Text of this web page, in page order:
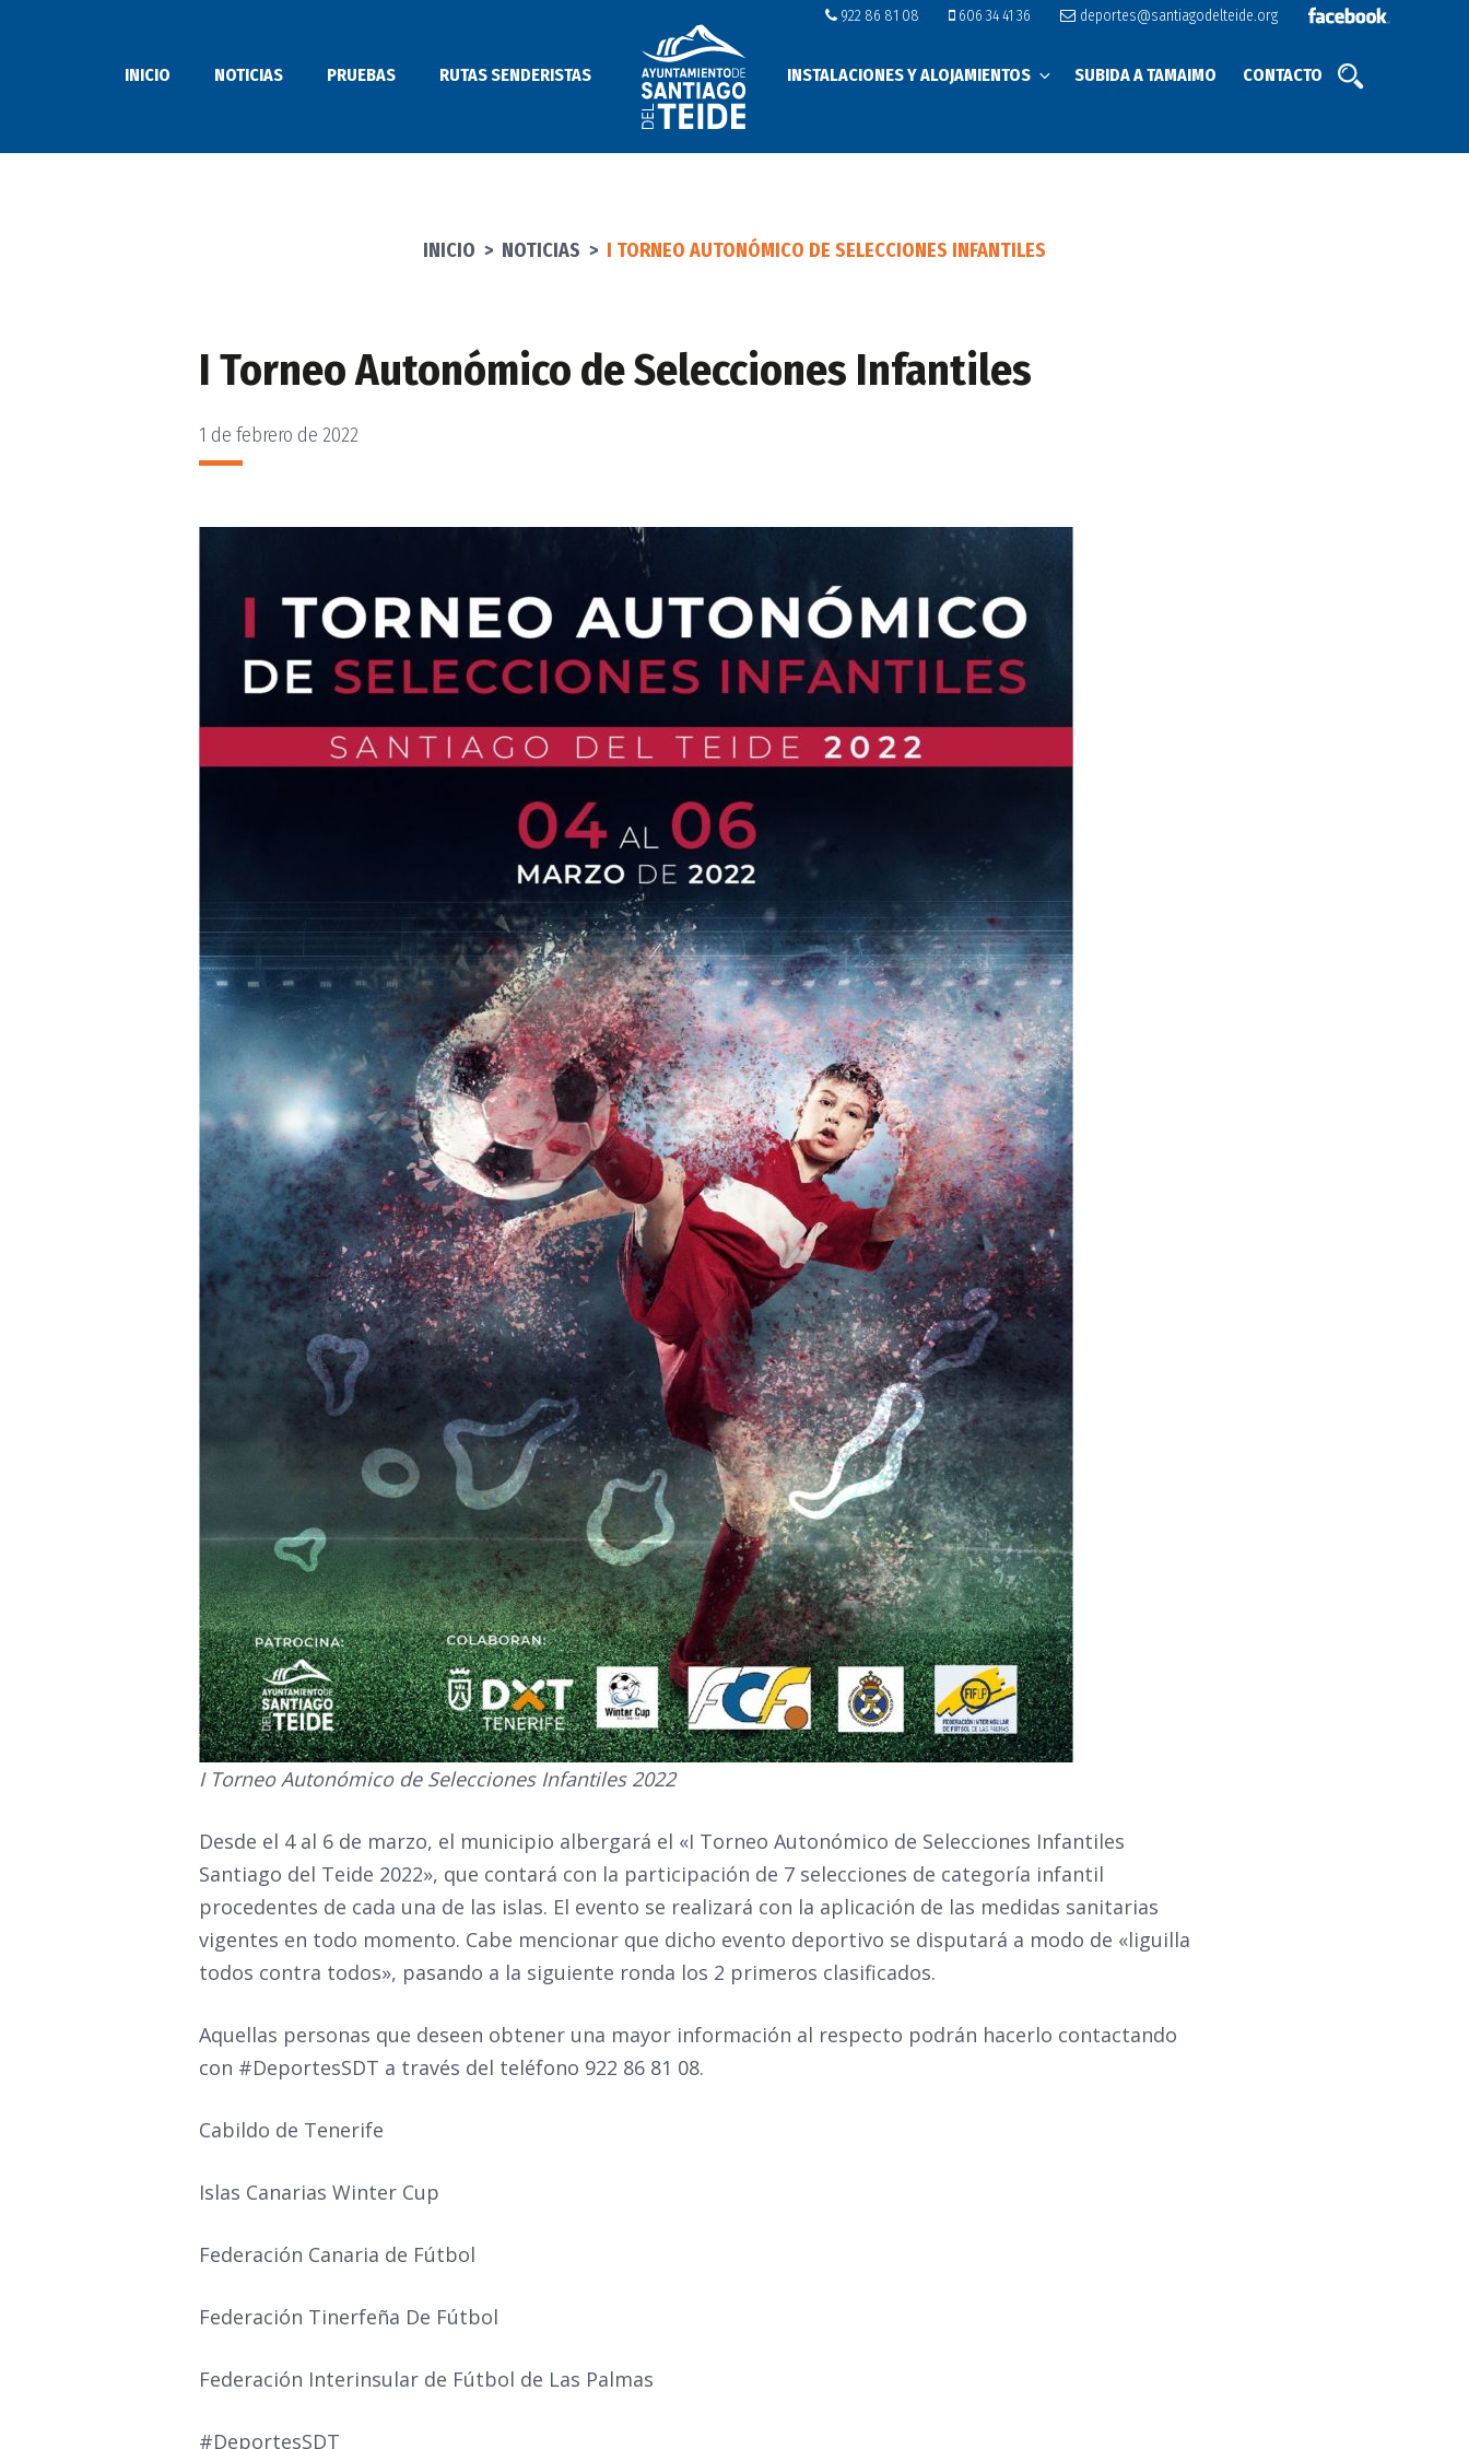
922 86 81 08 606 34 41 36 deportes@santiagodelteide.org
INICIO NOTICIAS PRUEBAS RUTAS SENDERISTAS INSTALACIONES Y ALOJAMIENTOS SUBIDA A TAMAIMO CONTACTO
INICIO > NOTICIAS > I TORNEO AUTONÓMICO DE SELECCIONES INFANTILES
I Torneo Autonómico de Selecciones Infantiles
PUBLICADO
EL
1 de febrero de 2022
I Torneo Autonómico de Selecciones Infantiles 2022
Desde el 4 al 6 de marzo, el municipio albergará el «I Torneo Autonómico de Selecciones Infantiles
Santiago del Teide 2022», que contará con la participación de 7 selecciones de categoría infantil
procedentes de cada una de las islas. El evento se realizará con la aplicación de las medidas sanitarias
vigentes en todo momento. Cabe mencionar que dicho evento deportivo se disputará a modo de «liguilla
todos contra todos», pasando a la siguiente ronda los 2 primeros clasificados.
Aquellas personas que deseen obtener una mayor información al respecto podrán hacerlo contactando
con #DeportesSDT a través del teléfono 922 86 81 08.
Cabildo de Tenerife
Islas Canarias Winter Cup
Federación Canaria de Fútbol
Federación Tinerfeña De Fútbol
Federación Interinsular de Fútbol de Las Palmas
#DeportesSDT